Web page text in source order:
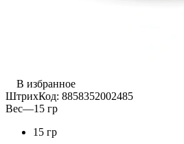
В избранное
ШтрихКод: 8858352002485
Вес—15 гр
15 гр